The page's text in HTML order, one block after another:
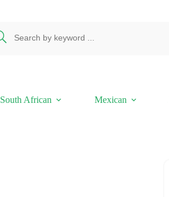
South African Mexican